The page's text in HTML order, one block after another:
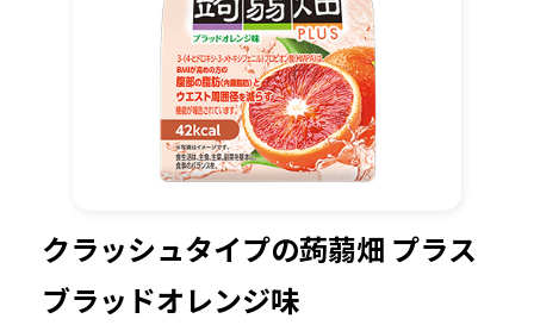
クラッシュタイプの蒟蒻畑 プラス
ブラッドオレンジ味